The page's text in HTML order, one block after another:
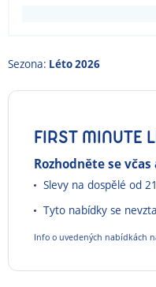
Sezona: Léto 2026
FIRST MINUTE
Rozhodněte se
Slevy na dospělé od
Tyto nabídky se
Info o uvedených nabídkách